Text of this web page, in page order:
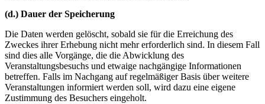
(d.) Dauer der Speicherung
Die Daten werden gelöscht, sobald sie für die Erreichung des
Zweckes ihrer Erhebung nicht mehr erforderlich sind. In diesem Fall
sind dies alle Vorgänge, die die Abwicklung des
Veranstaltungsbesuchs und etwaige nachgängige Informationen
betreffen. Falls im Nachgang auf regelmäßiger Basis über weitere
Veranstaltungen informiert werden soll, wird dazu eine eigene
Zustimmung des Besuchers eingeholt.